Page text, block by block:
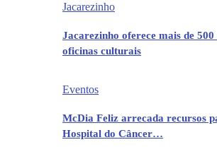
Jacarezinho
Jacarezinho oferece mais de
oficinas culturais
Eventos
McDia Feliz arrecada recursos
Hospital do Câncer…